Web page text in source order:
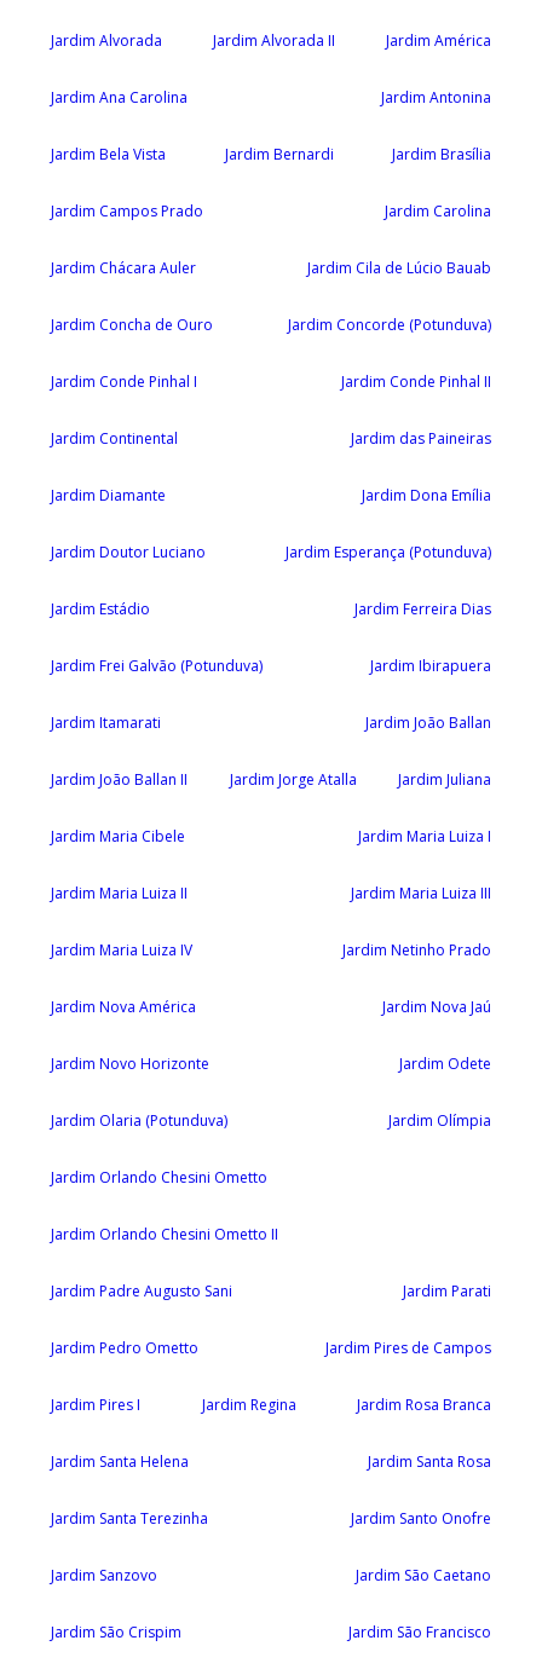
Jardim Alvorada Jardim Alvorada II Jardim América
Jardim Ana Carolina Jardim Antonina
Jardim Bela Vista Jardim Bernardi Jardim Brasília
Jardim Campos Prado Jardim Carolina
Jardim Chácara Auler Jardim Cila de Lúcio Bauab
Jardim Concha de Ouro Jardim Concorde (Potunduva)
Jardim Conde Pinhal I Jardim Conde Pinhal II
Jardim Continental Jardim das Paineiras
Jardim Diamante Jardim Dona Emília
Jardim Doutor Luciano Jardim Esperança (Potunduva)
Jardim Estádio Jardim Ferreira Dias
Jardim Frei Galvão (Potunduva) Jardim Ibirapuera
Jardim Itamarati Jardim João Ballan
Jardim João Ballan II Jardim Jorge Atalla Jardim Juliana
Jardim Maria Cibele Jardim Maria Luiza I
Jardim Maria Luiza II Jardim Maria Luiza III
Jardim Maria Luiza IV Jardim Netinho Prado
Jardim Nova América Jardim Nova Jaú
Jardim Novo Horizonte Jardim Odete
Jardim Olaria (Potunduva) Jardim Olímpia
Jardim Orlando Chesini Ometto
Jardim Orlando Chesini Ometto II
Jardim Padre Augusto Sani Jardim Parati
Jardim Pedro Ometto Jardim Pires de Campos
Jardim Pires I Jardim Regina Jardim Rosa Branca
Jardim Santa Helena Jardim Santa Rosa
Jardim Santa Terezinha Jardim Santo Onofre
Jardim Sanzovo Jardim São Caetano
Jardim São Crispim Jardim São Francisco